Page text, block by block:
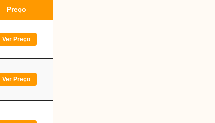
Preço
Ver Preço
Ver Preço